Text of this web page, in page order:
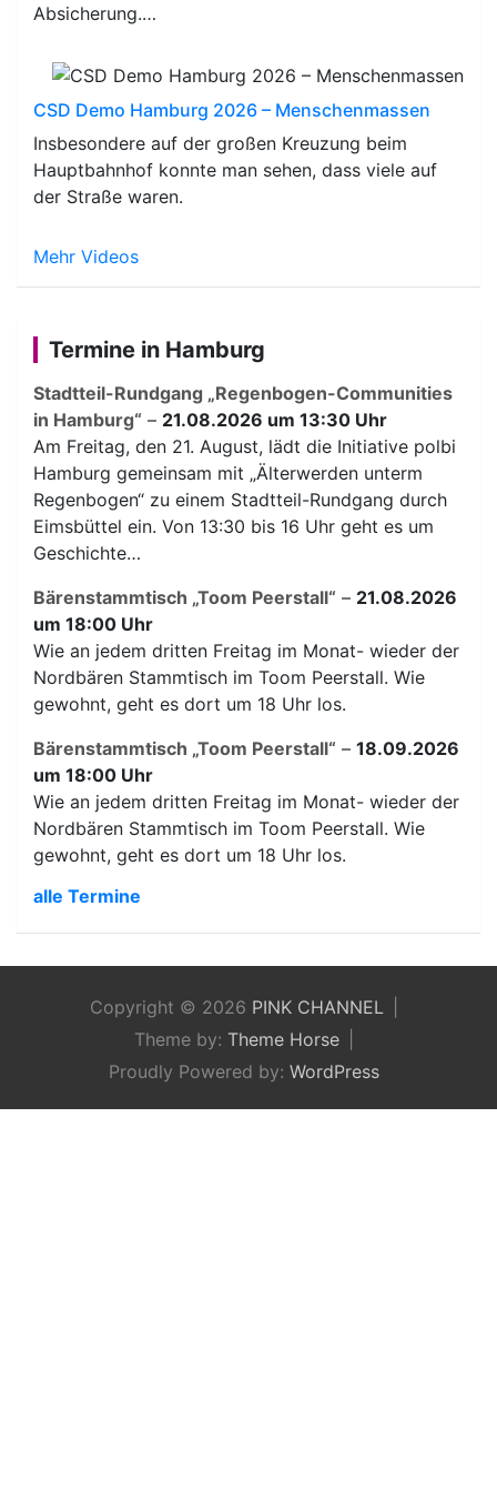
Absicherung.…
CSD Demo Hamburg 2026 – Menschenmassen
Insbesondere auf der großen Kreuzung beim
Hauptbahnhof konnte man sehen, dass viele auf
der Straße waren.
Mehr Videos
Termine in Hamburg
Stadtteil-Rundgang „Regenbogen-Communities
in Hamburg“ – 21.08.2026 um 13:30 Uhr
Am Freitag, den 21. August, lädt die Initiative polbi
Hamburg gemeinsam mit „Älterwerden unterm
Regenbogen“ zu einem Stadtteil-Rundgang durch
Eimsbüttel ein. Von 13:30 bis 16 Uhr geht es um
Geschichte…
Bärenstammtisch „Toom Peerstall“ – 21.08.2026
um 18:00 Uhr
Wie an jedem dritten Freitag im Monat- wieder der
Nordbären Stammtisch im Toom Peerstall. Wie
gewohnt, geht es dort um 18 Uhr los.
Bärenstammtisch „Toom Peerstall“ – 18.09.2026
um 18:00 Uhr
Wie an jedem dritten Freitag im Monat- wieder der
Nordbären Stammtisch im Toom Peerstall. Wie
gewohnt, geht es dort um 18 Uhr los.
alle Termine
Copyright © 2026 PINK CHANNEL
Theme by: Theme Horse
Proudly Powered by: WordPress